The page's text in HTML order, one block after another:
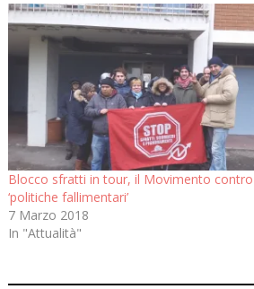
Blocco sfratti in tour, il Movimento
‘politiche fallimentari’
7 Marzo 2018
In "Attualità"